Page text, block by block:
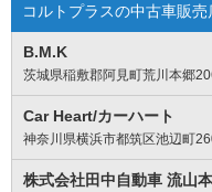
コルトプラスの中古車販
B.M.K
茨城県稲敷郡阿見町荒川本郷
Car Heart/カーハート
神奈川県横浜市都筑区池辺町
株式会社田中自動車 流山